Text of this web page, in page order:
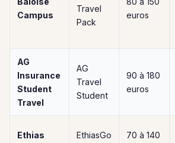
Campus
Travel
Pack
euros
AG
Insurance
Student
Travel
AG
Travel
Student
90 à 180
euros
Ethias
EthiasGo
70 à 140